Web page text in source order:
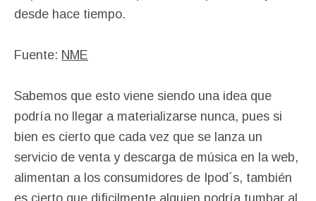
desde hace tiempo.
Fuente: NME
Sabemos que esto viene siendo una idea que
podría no llegar a materializarse nunca, pues si
bien es cierto que cada vez que se lanza un
servicio de venta y descarga de música en la web,
alimentan a los consumidores de Ipod´s, también
es cierto que dificilmente alguien podría tumbar al